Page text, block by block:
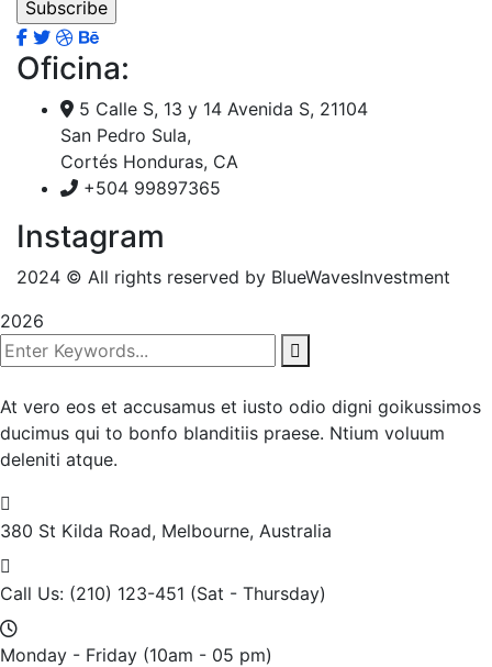
Oficina:
5 Calle S, 13 y 14 Avenida S, 21104
San Pedro Sula,
Cortés Honduras, CA
+504 99897365
Instagram
2024 © All rights reserved by BlueWavesInvestment
2026
At vero eos et accusamus et iusto odio digni goikussimos
ducimus qui to bonfo blanditiis praese. Ntium voluum
deleniti atque.
380 St Kilda Road, Melbourne, Australia
Call Us: (210) 123-451 (Sat - Thursday)
Monday - Friday (10am - 05 pm)